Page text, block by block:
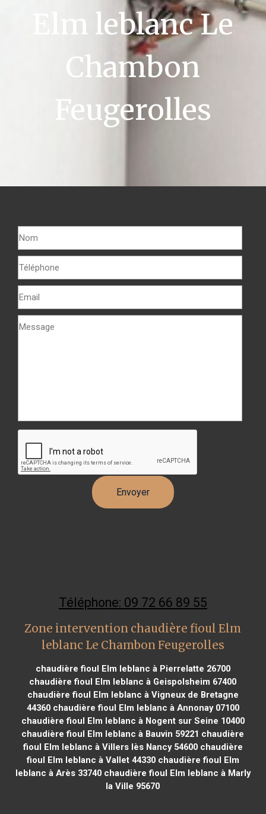
Elm leblanc Le
Chambon
Feugerolles
Téléphone: 09 72 66 89 55
Zone intervention chaudière fioul Elm
leblanc Le Chambon Feugerolles
chaudière fioul Elm leblanc à Pierrelatte 26700
chaudière fioul Elm leblanc à Geispolsheim 67400
chaudière fioul Elm leblanc à Vigneux de Bretagne
44360chaudière fioul Elm leblanc à Annonay 07100
chaudière fioul Elm leblanc à Nogent sur Seine 10400
chaudière fioul Elm leblanc à Bauvin 59221 chaudière
fioul Elm leblanc à Villers lès Nancy 54600chaudière
fioul Elm leblanc à Vallet 44330chaudière fioul Elm
leblanc à Arès 33740chaudière fioul Elm leblanc à Marly
la Ville 95670